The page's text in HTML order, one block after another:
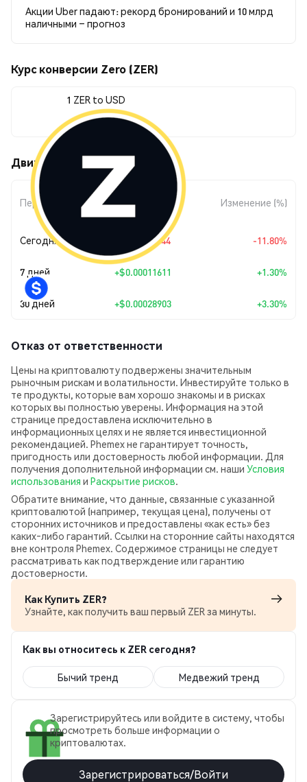
Акции Uber падают: рекорд бронирований и 10 млрд
наличными – прогноз
Курс конверсии Zero (ZER)
1 ZER to USD
$0.00904754
Движения цены Zero (ZER)
Период
суммы
Изменение (%)
Сегодня $-0.00121044 -11.80%
7 дней +$0.00011611 +1.30%
30 дней +$0.00028903 +3.30%
Отказ от ответственности
Цены на криптовалюту подвержены значительным
рыночным рискам и волатильности. Инвестируйте только в
те продукты, которые вам хорошо знакомы и в рисках
которых вы полностью уверены. Информация на этой
странице предоставлена исключительно в
информационных целях и не является инвестиционной
рекомендацией. Phemex не гарантирует точность,
пригодность или достоверность любой информации. Для
получения дополнительной информации см. наши Условия
использования и Раскрытие рисков.
Обратите внимание, что данные, связанные с указанной
криптовалютой (например, текущая цена), получены от
сторонних источников и предоставлены «как есть» без
каких‑либо гарантий. Ссылки на сторонние сайты находятся
вне контроля Phemex. Содержимое страницы не следует
рассматривать как подтверждение или гарантию
достоверности.
Как Купить ZER?
Узнайте, как получить ваш первый ZER за минуты.
Как вы относитесь к ZER сегодня?
Бычий тренд Медвежий тренд
Зарегистрируйтесь или войдите в систему, чтобы
просмотреть больше информации о
криптовалютах.
Зарегистрироваться/Войти